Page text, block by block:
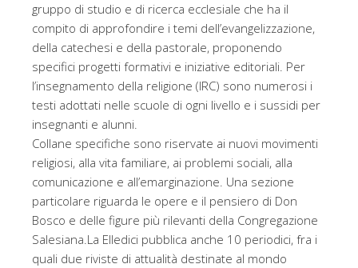
gruppo di studio e di ricerca ecclesiale che ha il
compito di approfondire i temi dell’evangelizzazione,
della catechesi e della pastorale, proponendo
specifici progetti formativi e iniziative editoriali. Per
l’insegnamento della religione (IRC) sono numerosi i
testi adottati nelle scuole di ogni livello e i sussidi per
insegnanti e alunni.
Collane specifiche sono riservate ai nuovi movimenti
religiosi, alla vita familiare, ai problemi sociali, alla
comunicazione e all’emarginazione. Una sezione
particolare riguarda le opere e il pensiero di Don
Bosco e delle figure più rilevanti della Congregazione
Salesiana.La Elledici pubblica anche 10 periodici, fra i
quali due riviste di attualità destinate al mondo